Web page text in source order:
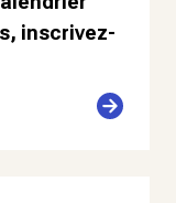
inscrivez-